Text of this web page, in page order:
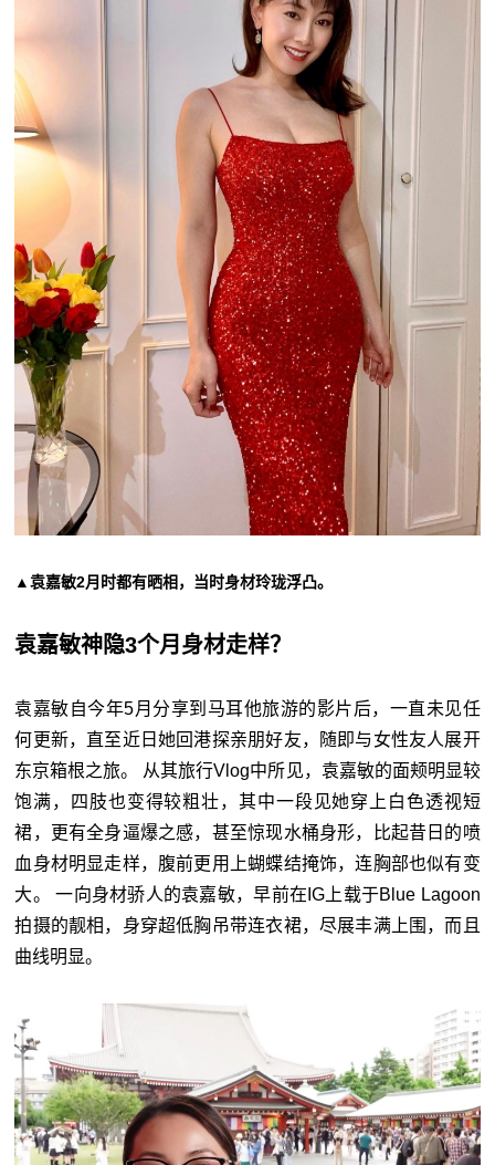
▲袁嘉敏2月时都有晒相，当时身材玲珑浮凸。
袁嘉敏神隐3个月身材走样？
袁嘉敏自今年5月分享到马耳他旅游的影片后，一直未见任
何更新，直至近日她回港探亲朋好友，随即与女性友人展开
东京箱根之旅。 从其旅行Vlog中所见，袁嘉敏的面颊明显较
饱满，四肢也变得较粗壮，其中一段见她穿上白色透视短
裙，更有全身逼爆之感，甚至惊现水桶身形，比起昔日的喷
血身材明显走样，腹前更用上蝴蝶结掩饰，连胸部也似有变
大。 一向身材骄人的袁嘉敏，早前在IG上载于Blue Lagoon
拍摄的靓相，身穿超低胸吊带连衣裙，尽展丰满上围，而且
曲线明显。